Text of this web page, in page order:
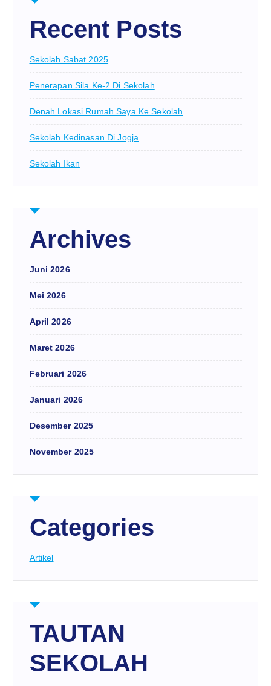
Recent Posts
Sekolah Sabat 2025
Penerapan Sila Ke-2 Di Sekolah
Denah Lokasi Rumah Saya Ke Sekolah
Sekolah Kedinasan Di Jogja
Sekolah Ikan
Archives
Juni 2026
Mei 2026
April 2026
Maret 2026
Februari 2026
Januari 2026
Desember 2025
November 2025
Categories
Artikel
TAUTAN
SEKOLAH